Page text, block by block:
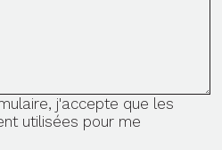
j'accepte que les
utilisées pour me